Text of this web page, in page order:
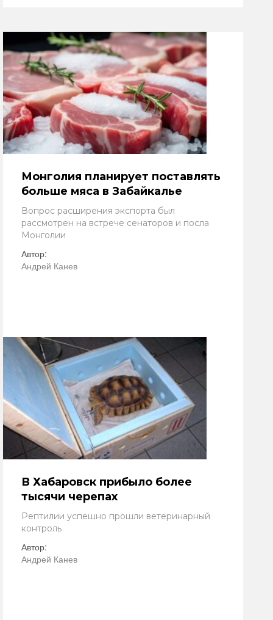
Монголия планирует поставлять
больше мяса в Забайкалье
Вопрос расширения экспорта был
рассмотрен на встрече сенаторов и посла
Монголии
Автор:
Андрей Канев
В Хабаровск прибыло более
тысячи черепах
Рептилии успешно прошли ветеринарный
контроль
Автор:
Андрей Канев